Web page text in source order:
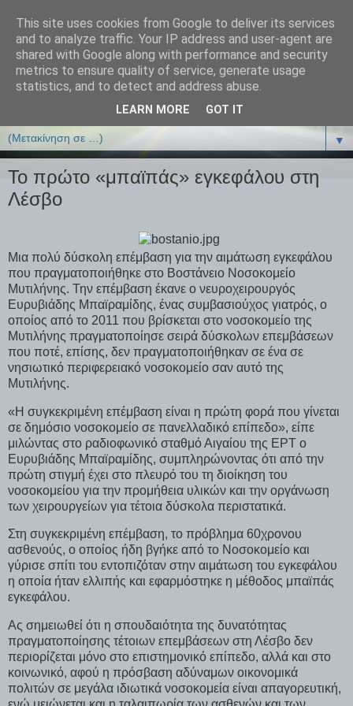
ΒΙΟΛΟΓΙΑonline.gr
Online Μαθήματα Βιολογίας
▼
Το πρώτο «μπαϊπάς» εγκεφάλου στη
Λέσβο
Mια πολύ δύσκολη επέμβαση για την αιμάτωση εγκεφάλου
που πραγματοποιήθηκε στο Βοστάνειο Νοσοκομείο
Μυτιλήνης. Την επέμβαση έκανε ο νευροχειρουργός
Ευρυβιάδης Μπαϊραμίδης, ένας συμβασιούχος γιατρός, ο
οποίος από το 2011 που βρίσκεται στο νοσοκομείο της
Μυτιλήνης πραγματοποίησε σειρά δύσκολων επεμβάσεων
που ποτέ, επίσης, δεν πραγματοποιήθηκαν σε ένα σε
νησιωτικό περιφερειακό νοσοκομείο σαν αυτό της
Μυτιλήνης.
«Η συγκεκριμένη επέμβαση είναι η πρώτη φορά που γίνεται
σε δημόσιο νοσοκομείο σε πανελλαδικό επίπεδο», είπε
μιλώντας στο ραδιοφωνικό σταθμό Αιγαίου της ΕΡΤ ο
Ευρυβιάδης Μπαϊραμίδης, συμπληρώνοντας ότι από την
πρώτη στιγμή έχει στο πλευρό του τη διοίκηση του
νοσοκομείου για την προμήθεια υλικών και την οργάνωση
των χειρουργείων για τέτοια δύσκολα περιστατικά.
Στη συγκεκριμένη επέμβαση, το πρόβλημα 60χρονου
ασθενούς, ο οποίος ήδη βγήκε από το Νοσοκομείο και
γύρισε σπίτι του εντοπιζόταν στην αιμάτωση του εγκεφάλου
η οποία ήταν ελλιπής και εφαρμόστηκε η μέθοδος μπαϊπάς
εγκεφάλου.
Ας σημειωθεί ότι η σπουδαιότητα της δυνατότητας
πραγματοποίησης τέτοιων επεμβάσεων στη Λέσβο δεν
περιορίζεται μόνο στο επιστημονικό επίπεδο, αλλά και στο
κοινωνικό, αφού η πρόσβαση αδύναμων οικονομικά
πολιτών σε μεγάλα ιδιωτικά νοσοκομεία είναι απαγορευτική,
This site uses cookies from Google to deliver its services
and to analyze traffic. Your IP address and user-agent are
shared with Google along with performance and security
metrics to ensure quality of service, generate usage
statistics, and to detect and address abuse.
LEARN MORE GOT IT